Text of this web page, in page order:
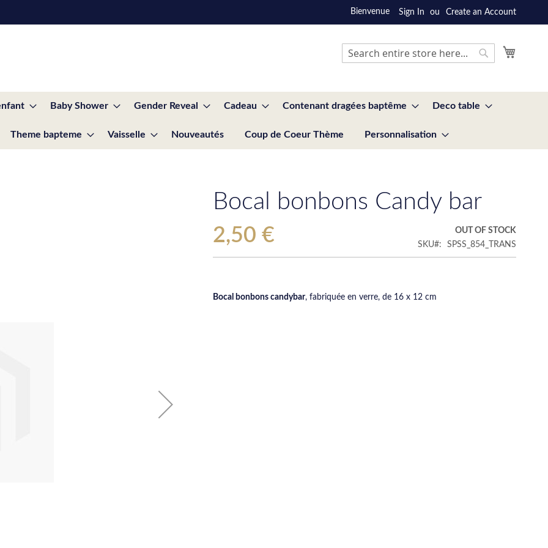
Bienvenue Sign In Create an Account
Search
Baby Shower Gender Reveal Cadeau Contenant dragées baptême Deco table
Theme bapteme Vaisselle Nouveautés Coup de Coeur Thème Personnalisation
Bocal bonbons Candy bar
2,50 €
OUT OF STOCK
SKU
SPSS_854_TRANS
Bocal bonbons candybar, fabriquée en verre, de 16 x 12 cm